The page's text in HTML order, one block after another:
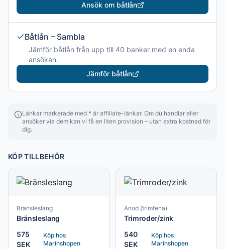
Ansök om båtlån
Båtlån – Sambla
Jämför båtlån från upp till 40 banker med en enda
ansökan.
Jämför båtlån
Länkar markerade med * är affiliate-länkar. Om du handlar eller
ansöker via dem kan vi få en liten provision – utan extra kostnad för
dig.
KÖP TILLBEHÖR
Bränsleslang
Bränsleslang
575
SEK
Köp hos
Marinshopen
Anod (trimfena)
Trimroder/zink
540
SEK
Köp hos
Marinshopen